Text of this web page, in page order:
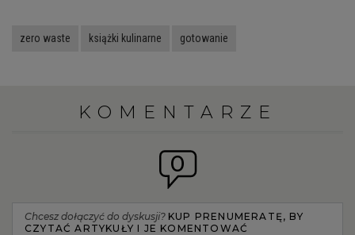
zero waste książki kulinarne gotowanie
KOMENTARZE
0
Chcesz dołączyć do dyskusji? KUP PRENUMERATĘ, BY
CZYTAĆ ARTYKUŁY I JE KOMENTOWAĆ